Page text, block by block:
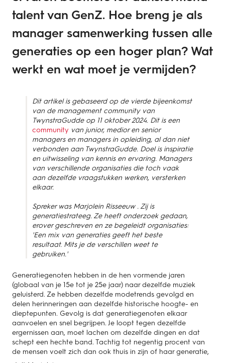
talent van GenZ. Hoe breng je als
manager samenwerking tussen alle
generaties op een hoger plan? Wat
werkt en wat moet je vermijden?
Dit artikel is gebaseerd op de vierde bijeenkomst
van de management community van
TwynstraGudde op 11 oktober 2024. Dit is een
community van junior, medior en senior
managers en managers in opleiding, al dan niet
verbonden aan TwynstraGudde. Doel is inspiratie
en uitwisseling van kennis en ervaring. Managers
van verschillende organisaties die toch vaak
aan dezelfde vraagstukken werken, versterken
elkaar.
Spreker was Marjolein Risseeuw . Zij is
generatiestrateeg. Ze heeft onderzoek gedaan,
erover geschreven en ze begeleidt organisaties:
'Een mix van generaties geeft het beste
resultaat. Mits je de verschillen weet te
gebruiken.'
Generatiegenoten hebben in de hen vormende jaren
(globaal van je 15e tot je 25e jaar) naar dezelfde muziek
geluisterd. Ze hebben dezelfde modetrends gevolgd en
delen herinneringen aan dezelfde historische hoogte- en
dieptepunten. Gevolg is dat generatiegenoten elkaar
aanvoelen en snel begrijpen. Je loopt tegen dezelfde
ergernissen aan, moet lachen om dezelfde dingen en dat
schept een hechte band. Tachtig tot negentig procent van
de mensen voelt zich dan ook thuis in zijn of haar generatie,